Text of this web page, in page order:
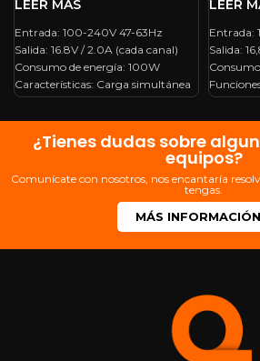
Entrada: 100-240V 47-63Hz
Salida: 16.8V / 2.0A (cada canal)
Consumo de energía: 100W
Características: Carga simultánea
de dos canales Dimensiones: 102
(L) mm * 84 (W) mm * 152 (H)mm
Peso: 632 g
Entrada:
Salida:
cuatro
(L) mm *
mm
¿Tienes dudas sobre
equipos?
Comunícate con nosotros, nos encantaría
tengas.
MÁS INFORMACIÓN